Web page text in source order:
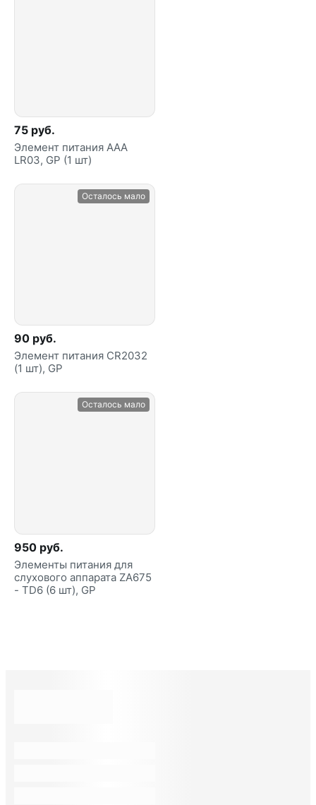
75 руб.
Элемент питания ААА
LR03, GP (1 шт)
Осталось мало
90 руб.
Элемент питания CR2032
(1 шт), GP
Осталось мало
950 руб.
Элементы питания для
слухового аппарата ZA675
- TD6 (6 шт), GP